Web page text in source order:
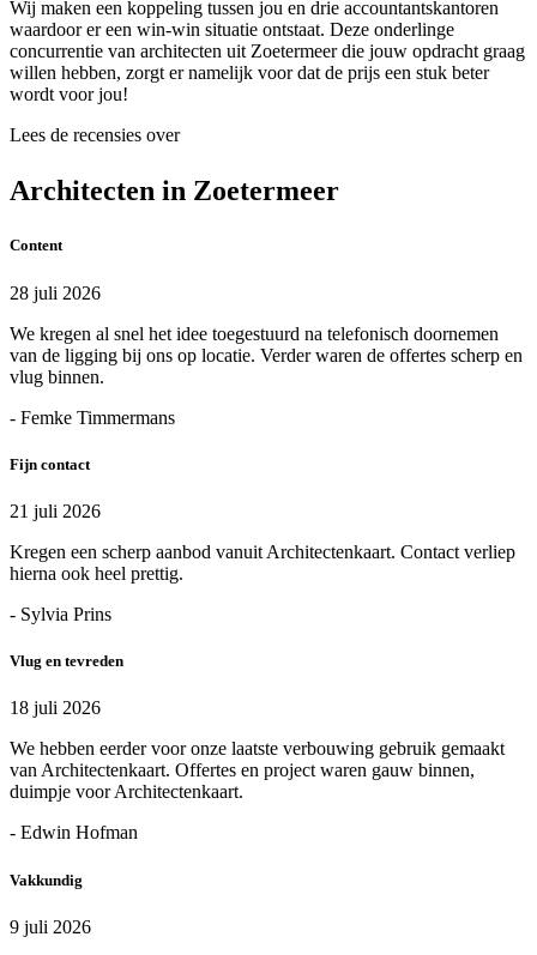
Wij maken een koppeling tussen jou en drie accountantskantoren
waardoor er een win-win situatie ontstaat. Deze onderlinge
concurrentie van architecten uit Zoetermeer die jouw opdracht graag
willen hebben, zorgt er namelijk voor dat de prijs een stuk beter
wordt voor jou!
Lees de recensies over
Architecten in Zoetermeer
Content
28 juli 2026
We kregen al snel het idee toegestuurd na telefonisch doornemen
van de ligging bij ons op locatie. Verder waren de offertes scherp en
vlug binnen.
- Femke Timmermans
Fijn contact
21 juli 2026
Kregen een scherp aanbod vanuit Architectenkaart. Contact verliep
hierna ook heel prettig.
- Sylvia Prins
Vlug en tevreden
18 juli 2026
We hebben eerder voor onze laatste verbouwing gebruik gemaakt
van Architectenkaart. Offertes en project waren gauw binnen,
duimpje voor Architectenkaart.
- Edwin Hofman
Vakkundig
9 juli 2026